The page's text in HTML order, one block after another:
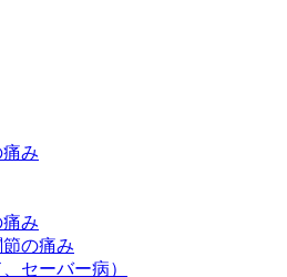
み
み
の痛み
セーバー病）